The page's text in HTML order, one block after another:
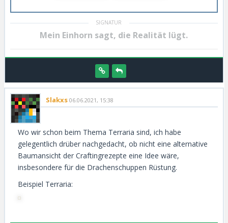
Mein Einhorn sagt, die Realität lügt.
Slakxs 06.06.2021, 15:38
Wo wir schon beim Thema Terraria sind, ich habe
gelegentlich drüber nachgedacht, ob nicht eine alternative
Baumansicht der Craftingrezepte eine Idee wäre,
insbesondere für die Drachenschuppen Rüstung.
Beispiel Terraria: